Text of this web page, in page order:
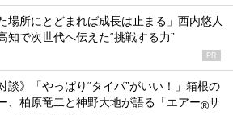
場所にとどまれば成長は止まる」西内悠人
知で次世代へ伝えた“挑戦する力”
PR
談》「やっぱり“タイパ”がいい！」箱根の
、柏原竜二と神野大地が語る「エアー®サ